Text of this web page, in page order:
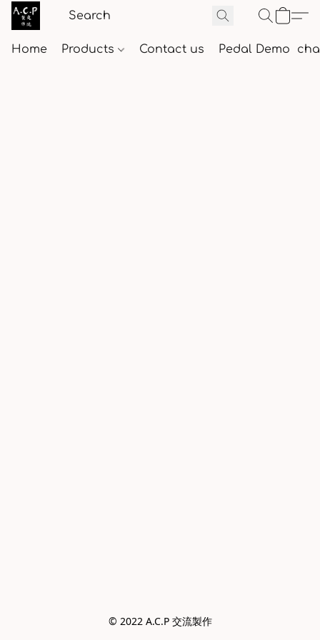
Home Products Contact us Pedal Demo
© 2022 A.C.P 交流製作